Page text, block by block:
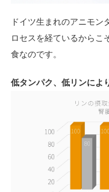
ドイツ生まれのアニモ
ロセスを経ているからこ
食なのです。
低タンパク、低リンによ